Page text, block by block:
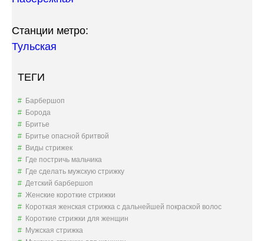
Станции метро:
Тульская
ТЕГИ
Барбершоп
Борода
Бритье
Бритье опасной бритвой
Виды стрижек
Где постричь мальчика
Где сделать мужскую стрижку
Детский барбершоп
Женские короткие стрижки
Короткая женская стрижка с дальнейшей покраской волос
Короткие стрижки для женщин
Мужская стрижка